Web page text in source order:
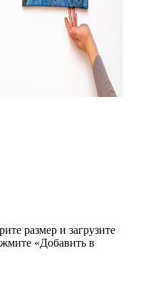
размер и загрузите
«Добавить в